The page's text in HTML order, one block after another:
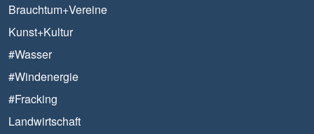
Brauchtum+Vereine
Kunst+Kultur
#Wasser
#Windenergie
#Fracking
Landwirtschaft